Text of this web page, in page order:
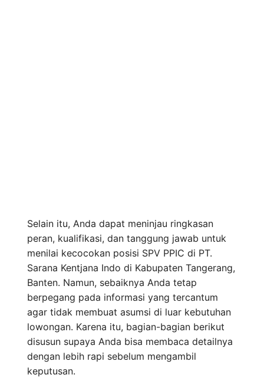
Selain itu, Anda dapat meninjau ringkasan
peran, kualifikasi, dan tanggung jawab untuk
menilai kecocokan posisi SPV PPIC di PT.
Sarana Kentjana Indo di Kabupaten Tangerang,
Banten. Namun, sebaiknya Anda tetap
berpegang pada informasi yang tercantum
agar tidak membuat asumsi di luar kebutuhan
lowongan. Karena itu, bagian-bagian berikut
disusun supaya Anda bisa membaca detailnya
dengan lebih rapi sebelum mengambil
keputusan.